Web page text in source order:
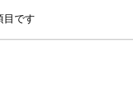
目です